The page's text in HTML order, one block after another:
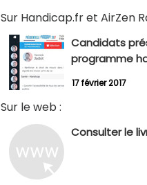
Sur Handicap.fr et AirZen
Candidats
programme
17 février 2017
Sur le web :
Consulter le